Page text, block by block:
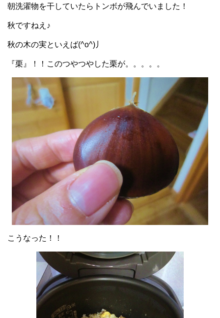
朝洗濯物を干していたらトンボが飛んでいました！
秋ですねえ♪
秋の木の実といえば(^o^)丿
『栗』！！このつやつやした栗が。。。。。
こうなった！！